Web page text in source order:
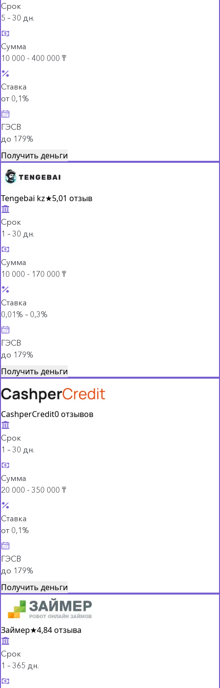
Срок
5 – 30 дн.
Сумма
10 000 - 400 000 ₸
Ставка
от 0,1%
ГЭСВ
до 179%
Получить деньги
Tengebai kz★5,01 отзыв
Срок
1 – 30 дн.
Сумма
10 000 - 170 000 ₸
Ставка
0,01% – 0,3%
ГЭСВ
до 179%
Получить деньги
CashperCredit0 отзывов
Срок
1 – 30 дн.
Сумма
20 000 - 350 000 ₸
Ставка
от 0,1%
ГЭСВ
до 179%
Получить деньги
Займер★4,84 отзыва
Срок
1 – 365 дн.